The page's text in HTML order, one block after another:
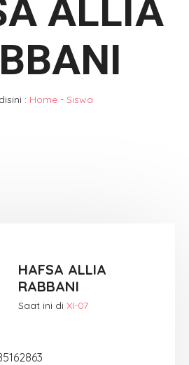
ALLIA
: Home - Siswa
HAFSA ALLIA
RABBANI
Saat ini diXI-07